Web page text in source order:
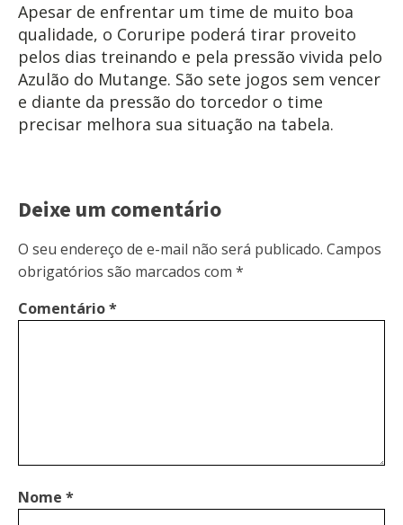
Apesar de enfrentar um time de muito boa
qualidade, o Coruripe poderá tirar proveito
pelos dias treinando e pela pressão vivida pelo
Azulão do Mutange. São sete jogos sem vencer
e diante da pressão do torcedor o time
precisar melhora sua situação na tabela.
Deixe um comentário
O seu endereço de e-mail não será publicado. Campos
obrigatórios são marcados com *
Comentário*
Nome *